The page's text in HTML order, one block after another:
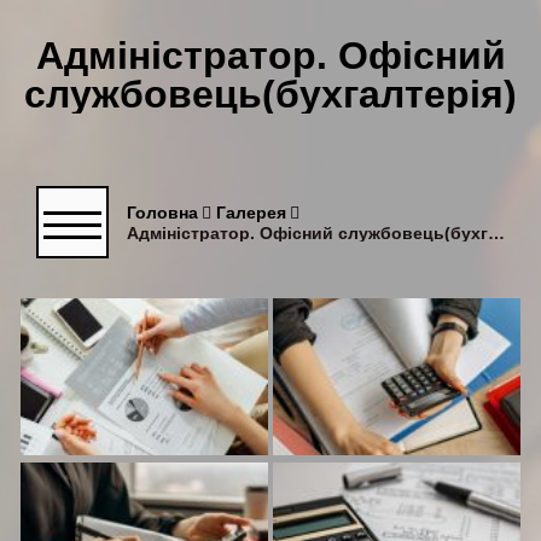
Адміністратор. Офісний
службовець(бухгалтерія)
Головна
Галерея
Адміністратор. Офісний службовець(бухгалтерія)